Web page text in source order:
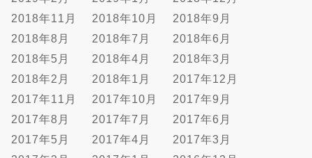
2018年11月
2018年10月
2018年9月
2018年8月
2018年7月
2018年6月
2018年5月
2018年4月
2018年3月
2018年2月
2018年1月
2017年12月
2017年11月
2017年10月
2017年9月
2017年8月
2017年7月
2017年6月
2017年5月
2017年4月
2017年3月